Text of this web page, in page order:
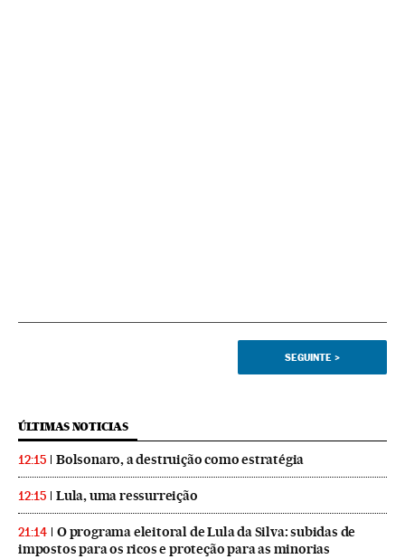
SEGUINTE >
ÚLTIMAS NOTICIAS
12:15 Bolsonaro, a destruição como estratégia
12:15 Lula, uma ressurreição
21:14
O programa eleitoral de Lula da Silva: subidas de
impostos para os ricos e proteção para as minorias